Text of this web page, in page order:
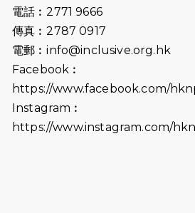
2026-06-25
（19:00開始）
2026-06-18
猛龍長跑隊恆常
2026-06-11
猛龍長跑隊恆常
電話︰2771 9666
傳真︰2787 0917
電郵︰info@inclusive.org.hk
Facebook︰
https://www.facebook.com/
Instagram︰
https://www.instagram.com/